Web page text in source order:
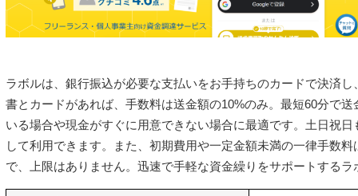
ラボルは、銀行振込が必要な支払いをお手持ちのカードで決済
書とカードがあれば、手数料は送金額の10%のみ。最短60分で
いる場合や現金がすぐに用意できない場合に最適です。土日祝
して利用できます。また、初期費用や一定金額未満の一律手数
で、上限はありません。迅速で手軽な資金繰りをサポートする